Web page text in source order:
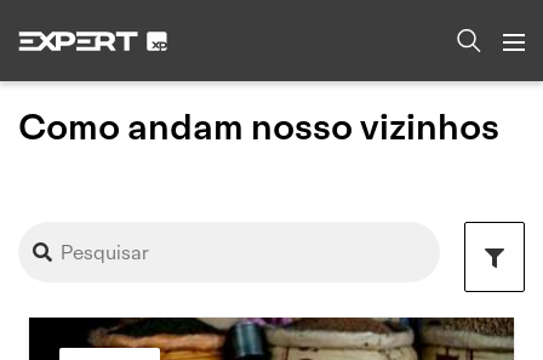
Como andam nosso vizinhos